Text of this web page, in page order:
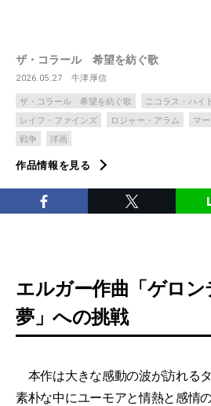
ザ・コラール 希望を紡ぐ歌
2026.05.27 牛津厚信
ザ・コラール 希望を紡ぐ歌 ニコラス・ハイ
レイフ・ファインズ
ロジャー・アラム マ
戦争
洋画
作品情報を見る
エルガー作曲「ゲロ
夢」への挑戦
本作は大きな感動の波が訪れる
素朴な中にユーモアと情熱と感情